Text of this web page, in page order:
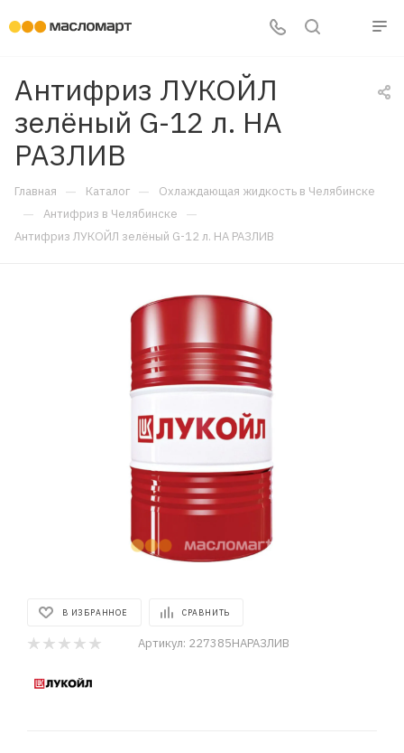
Антифриз ЛУКОЙЛ
зелёный G-12 л. НА
РАЗЛИВ
Главная — Каталог — Охлаждающая жидкость в Челябинске
— Антифриз в Челябинске —
Антифриз ЛУКОЙЛ зелёный G-12 л. НА РАЗЛИВ
В ИЗБРАННОЕ СРАВНИТЬ
Артикул: 227385НАРАЗЛИВ